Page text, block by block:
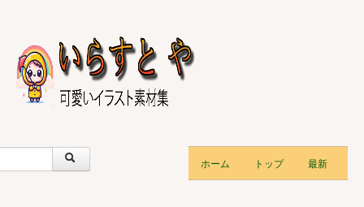
ホーム トップ 最新